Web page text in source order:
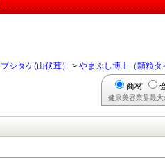
シタケ(山伏茸） > やまぶし博士（顆粒タ
商材
健康美容業界最